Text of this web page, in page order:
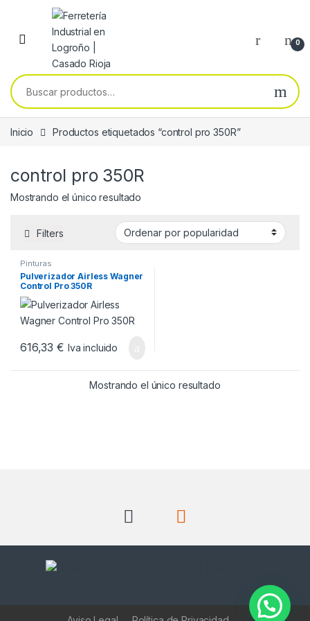
Skip to navigation
Skip to content
0
Buscar por:
Inicio Productos etiquetados “control pro 350R”
control pro 350R
Mostrando el único resultado
Filters
Pinturas
Pulverizador Airless Wagner
Control Pro 350R
616,33€ Iva incluido
Mostrando el único resultado